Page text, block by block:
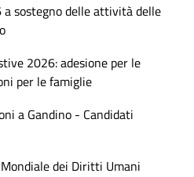
sostegno delle attività delle
2026: adesione per le
per le famiglie
a Gandino - Candidati
dei Diritti Umani